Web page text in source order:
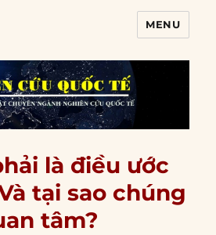
MENU
là điều ước
tại sao chúng
tâm?